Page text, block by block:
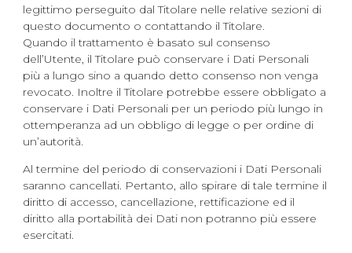
legittimo perseguito dal Titolare nelle relative sezioni di
questo documento o contattando il Titolare.
Quando il trattamento è basato sul consenso
dell’Utente, il Titolare può conservare i Dati Personali
più a lungo sino a quando detto consenso non venga
revocato. Inoltre il Titolare potrebbe essere obbligato a
conservare i Dati Personali per un periodo più lungo in
ottemperanza ad un obbligo di legge o per ordine di
un’autorità.
Al termine del periodo di conservazioni i Dati Personali
saranno cancellati. Pertanto, allo spirare di tale termine il
diritto di accesso, cancellazione, rettificazione ed il
diritto alla portabilità dei Dati non potranno più essere
esercitati.